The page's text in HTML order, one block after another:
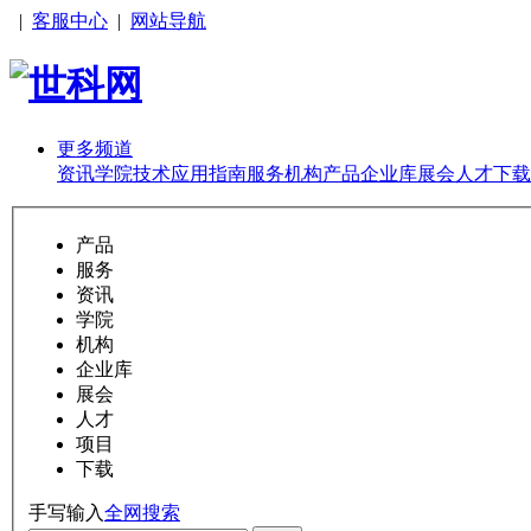
| 客服中心 | 网站导航
更多频道
资讯学院技术应用指南服务机构产品企业库展会 人才下载
产品
服务
资讯
学院
机构
企业库
展会
人才
项目
下载
手写输入全网搜索